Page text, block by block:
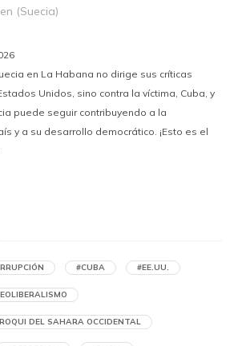
(Suecia)
en La Habana no dirige sus críticas
Unidos, sino contra la víctima, Cuba, y
puede seguir contribuyendo a la
y a su desarrollo democrático. ¡Esto es el
#CUBA #EE.UU.
DEL SAHARA OCCIDENTAL